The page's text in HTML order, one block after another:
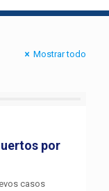
Mostrar todo
por
casos